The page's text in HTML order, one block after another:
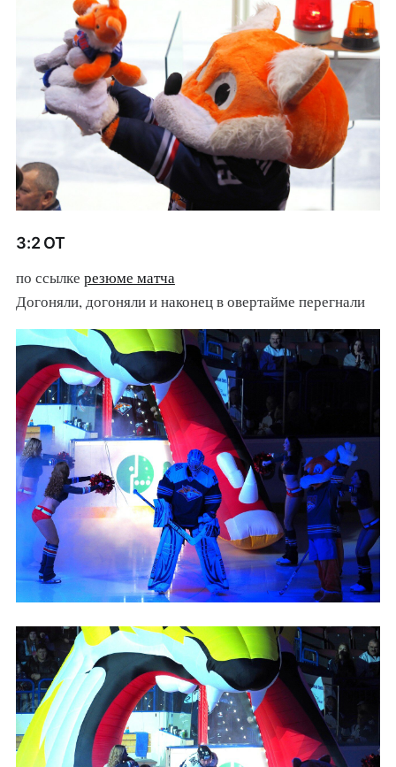
3:2 ОТ
по ссылке резюме матча
Догоняли, догоняли и наконец в овертайме перегнали